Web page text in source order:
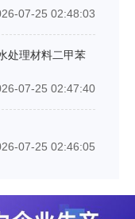
07-25 02:48:03
处理材料二甲苯
07-25 02:47:40
07-25 02:46:05